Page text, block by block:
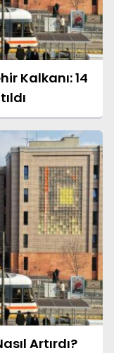
Kalkanı: 14
Artırdı?